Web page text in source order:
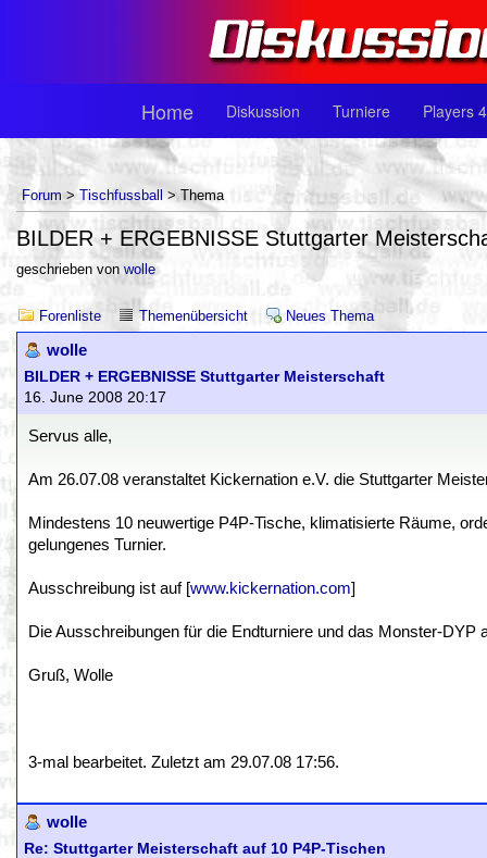
Home Diskussion Turniere Players
Forum > Tischfussball > Thema
BILDER + ERGEBNISSE Stuttgarter
geschrieben von wolle
Forenliste Themenübersicht Neues Thema
wolle
BILDER + ERGEBNISSE Stuttgarter Meisterschaft
16. June 2008 20:17
Servus alle,
Am 26.07.08 veranstaltet Kickernation e.V. die Stuttgarter
Mindestens 10 neuwertige P4P-Tische, klimatisierte Räume,
gelungenes Turnier.
Ausschreibung ist auf [www.kickernation.com]
Die Ausschreibungen für die Endturniere und das Monster-DYP
Gruß, Wolle
3-mal bearbeitet. Zuletzt am 29.07.08 17:56.
wolle
Re: Stuttgarter Meisterschaft auf 10 P4P-Tischen